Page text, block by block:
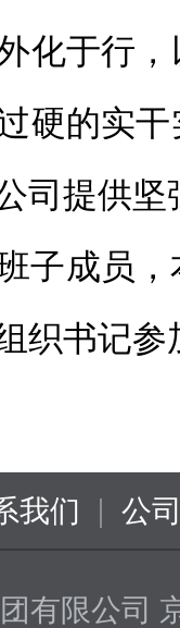
化于行
硬的实
司提供坚
子成员
织书记参
我们 | 公
有限公司